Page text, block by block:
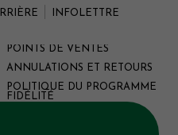
INFOLETTRE
POINTS DE VENTES
ANNULATIONS ET RETOURS
POLITIQUE DU PROGRAMME
FIDÉLITÉ